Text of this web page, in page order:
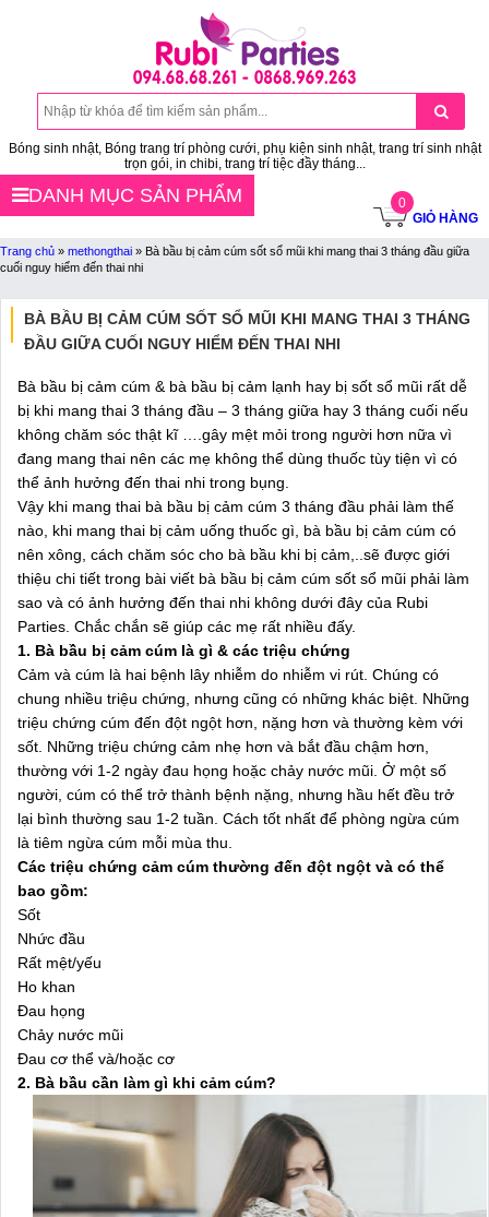
Bóng sinh nhật, Bóng trang trí phòng cưới, phụ kiện sinh nhật, trang trí sinh nhật
trọn gói, in chibi, trang trí tiệc đầy tháng...
0
GIỎ HÀNG
DANH MỤC SẢN PHẨM
Trang chủ » methongthai » Bà bầu bị cảm cúm sốt sổ mũi khi mang thai 3 tháng đầu giữa
cuối nguy hiểm đến thai nhi
BÀ BẦU BỊ CẢM CÚM SỐT SỔ MŨI KHI MANG THAI 3 THÁNG
ĐẦU GIỮA CUỐI NGUY HIỂM ĐẾN THAI NHI
Bà bầu bị cảm cúm & bà bầu bị cảm lạnh hay bị sốt sổ mũi rất dễ
bị khi mang thai 3 tháng đầu – 3 tháng giữa hay 3 tháng cuối nếu
không chăm sóc thật kĩ ….gây mệt mỏi trong người hơn nữa vì
đang mang thai nên các mẹ không thể dùng thuốc tùy tiện vì có
thể ảnh hưởng đến thai nhi trong bụng.
Vậy khi mang thai bà bầu bị cảm cúm 3 tháng đầu phải làm thế
nào, khi mang thai bị cảm uống thuốc gì, bà bầu bị cảm cúm có
nên xông, cách chăm sóc cho bà bầu khi bị cảm,..sẽ được giới
thiệu chi tiết trong bài viết bà bầu bị cảm cúm sốt sổ mũi phải làm
sao và có ảnh hưởng đến thai nhi không dưới đây của Rubi
Parties. Chắc chắn sẽ giúp các mẹ rất nhiều đấy.
1. Bà bầu bị cảm cúm là gì & các triệu chứng
Cảm và cúm là hai bệnh lây nhiễm do nhiễm vi rút. Chúng có
chung nhiều triệu chứng, nhưng cũng có những khác biệt. Những
triệu chứng cúm đến đột ngột hơn, nặng hơn và thường kèm với
sốt. Những triệu chứng cảm nhẹ hơn và bắt đầu chậm hơn,
thường với 1-2 ngày đau họng hoặc chảy nước mũi. Ở một số
người, cúm có thể trở thành bệnh nặng, nhưng hầu hết đều trở
lại bình thường sau 1-2 tuần. Cách tốt nhất để phòng ngừa cúm
là tiêm ngừa cúm mỗi mùa thu.
Các triệu chứng cảm cúm thường đến đột ngột và có thể
bao gồm:
Sốt
Nhức đầu
Rất mệt/yếu
Ho khan
Đau họng
Chảy nước mũi
Đau cơ thể và/hoặc cơ
2. Bà bầu cần làm gì khi cảm cúm?